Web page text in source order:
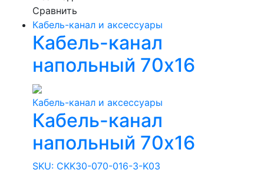
Сравнить
Кабель-канал и аксессуары
Кабель-канал
напольный 70х16
Кабель-канал и аксессуары
Кабель-канал
напольный 70х16
SKU: CKK30-070-016-3-K03